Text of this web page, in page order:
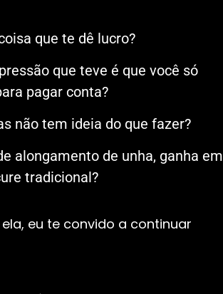
que te dê lucro?
que teve é que você só
pagar conta?
não tem ideia do que fazer?
alongamento de unha, ganha em
tradicional?
eu te convido a continuar